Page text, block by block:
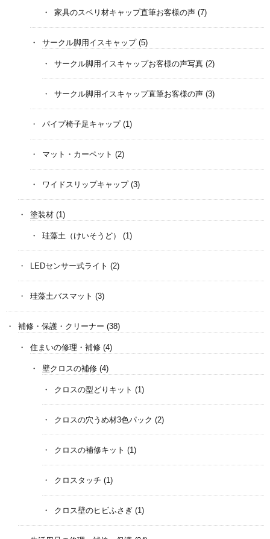
家具のスベリ材キャップ直筆お客様の声 (7)
サークル脚用イスキャップ(5)
サークル脚用イスキャップお客様の声写真 (2)
サークル脚用イスキャップ直筆お客様の声 (3)
パイプ椅子足キャップ(1)
マット・カーペット (2)
ワイドスリップキャップ(3)
塗装材 (1)
珪藻土（けいそうど） (1)
LEDセンサー式ライト (2)
珪藻土バスマット (3)
補修・保護・クリーナー (38)
住まいの修理・補修 (4)
壁クロスの補修 (4)
クロスの型どりキット (1)
クロスの穴うめ材3色パック (2)
クロスの補修キット (1)
クロスタッチ (1)
クロス壁のヒビふさぎ (1)